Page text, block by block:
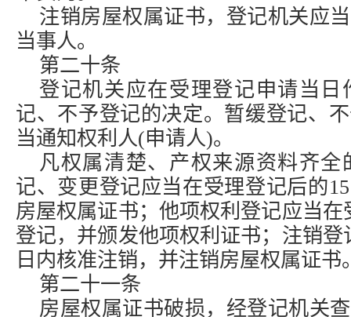
注销房屋权属证书，登记机关应
当事人。
第二十条
登记机关应在受理登记申请当
记、不予登记的决定。暂缓登记、
当通知权利人(申请人)。
凡权属清楚、产权来源资料齐
记、变更登记应当在受理登记后的
房屋权属证书；他项权利登记应当
登记，并颁发他项权利证书；注销
日内核准注销，并注销房屋权属证书
第二十一条
房屋权属证书破损，经登记机关